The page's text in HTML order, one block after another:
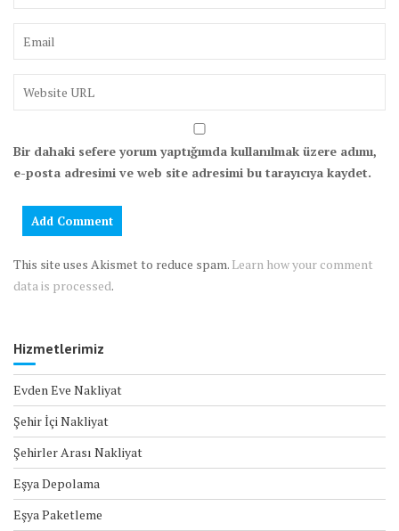
Bir dahaki sefere yorum yaptığımda kullanılmak üzere adımı,
e-posta adresimi ve web site adresimi bu tarayıcıya kaydet.
This site uses Akismet to reduce spam. Learn how your comment
data is processed.
Hizmetlerimiz
Evden Eve Nakliyat
Şehir İçi Nakliyat
Şehirler Arası Nakliyat
Eşya Depolama
Eşya Paketleme